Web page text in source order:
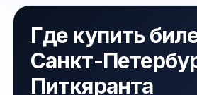
Где купить
Санкт-
Питкяранта